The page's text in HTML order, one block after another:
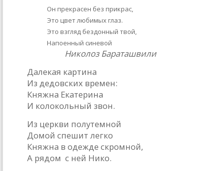
Он прекрасен без прикрас,
Это цвет любимых глаз.
Это взгляд бездонный твой,
Напоенный синевой
Николоз Бараташвили
Далекая картина
Из дедовских времен:
Княжна Екатерина
И колокольный звон.
Из церкви полутемной
Домой спешит легко
Княжна в одежде скромной,
А рядом с ней Нико.